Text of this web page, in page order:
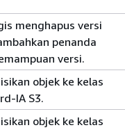
menghapus versi
penanda
versi.
objek ke kelas
IA S3.
objek ke kelas